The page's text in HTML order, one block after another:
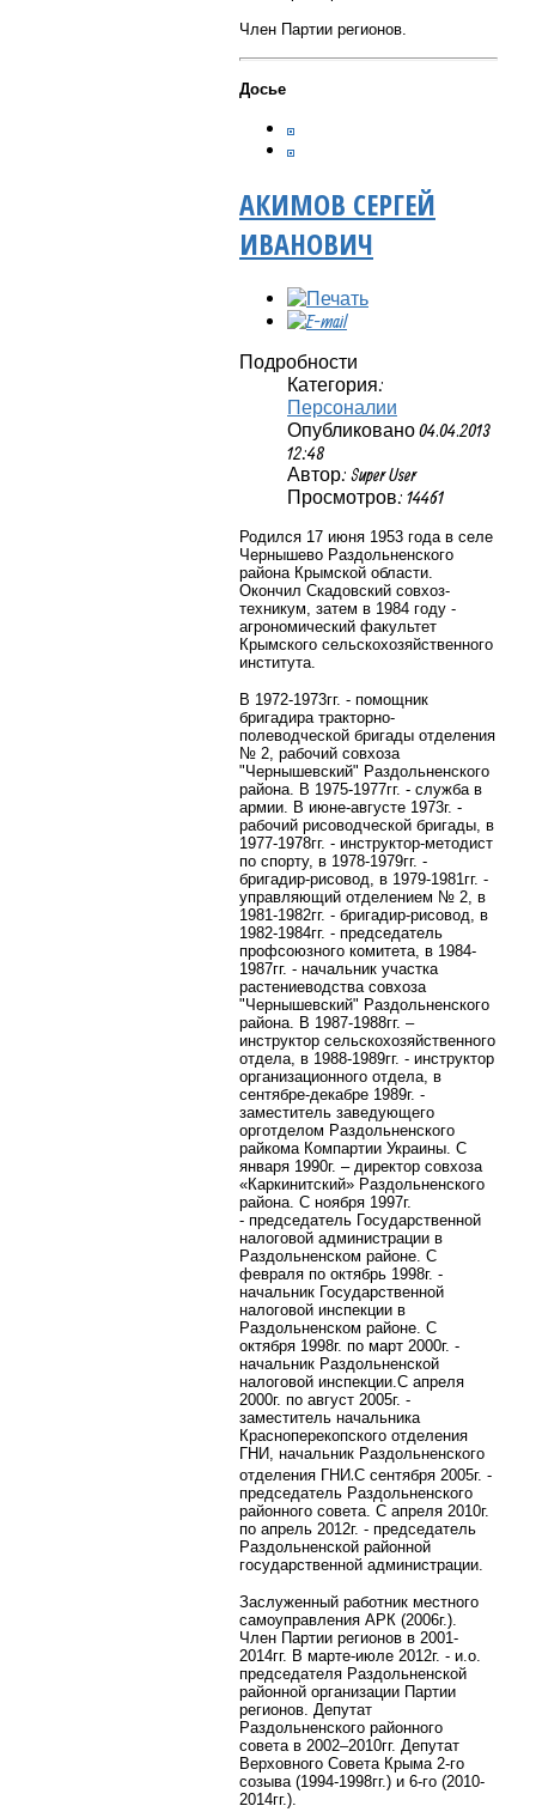
Член Партии регионов.
Досье
АКИМОВ СЕРГЕЙ
ИВАНОВИЧ
Подробности
Категория:
Персоналии
Опубликовано 04.04.2013
12:48
Автор: Super User
Просмотров: 14461
Родился 17 июня 1953 года в селе
Чернышево Раздольненского
района Крымской области.
Окончил Скадовский совхоз-
техникум, затем в 1984 году -
агрономический факультет
Крымского сельскохозяйственного
института.
В 1972-1973гг. - помощник
бригадира тракторно-
полеводческой бригады отделения
№ 2, рабочий совхоза
"Чернышевский" Раздольненского
района. В 1975-1977гг. - служба в
армии. В июне-августе 1973г. -
рабочий рисоводческой бригады, в
1977-1978гг. - инструктор-методист
по спорту, в 1978-1979гг. -
бригадир-рисовод, в 1979-1981гг. -
управляющий отделением № 2, в
1981-1982гг. - бригадир-рисовод, в
1982-1984гг. - председатель
профсоюзного комитета, в 1984-
1987гг. - начальник участка
растениеводства совхоза
"Чернышевский" Раздольненского
района. В 1987-1988гг. –
инструктор сельскохозяйственного
отдела, в 1988-1989гг. - инструктор
организационного отдела, в
сентябре-декабре 1989г. -
заместитель заведующего
орготделом Раздольненского
райкома Компартии Украины. С
января 1990г. – директор совхоза
«Каркинитский» Раздольненского
района. С ноября 1997г.
- председатель Государственной
налоговой администрации в
Раздольненском районе. С
февраля по октябрь 1998г. -
начальник Государственной
налоговой инспекции в
Раздольненском районе. С
октября 1998г. по март 2000г. -
начальник Раздольненской
налоговой инспекции.С апреля
2000г. по август 2005г. -
заместитель начальника
Красноперекопского отделения
ГНИ, начальник Раздольненского
отделения ГНИ.С сентября 2005г. -
председатель Раздольненского
районного совета. С апреля 2010г.
по апрель 2012г. - председатель
Раздольненской районной
государственной администрации.
Заслуженный работник местного
самоуправления АРК (2006г.).
Член Партии регионов в 2001-
2014гг. В марте-июле 2012г. - и.о.
председателя Раздольненской
районной организации Партии
регионов. Депутат
Раздольненского районного
совета в 2002–2010гг. Депутат
Верховного Совета Крыма 2-го
созыва (1994-1998гг.) и 6-го (2010-
2014гг.).